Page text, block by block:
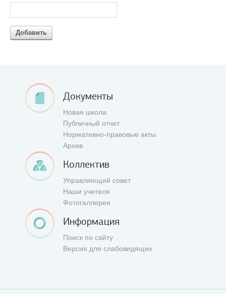
Добавить
Документы
Новая школа
Публичный отчет
Нормативно-правовые акты
Архив
Коллектив
Управляющий совет
Наши учителя
Фотогаллерея
Информация
Поиск по сайту
Версия для слабовидящих